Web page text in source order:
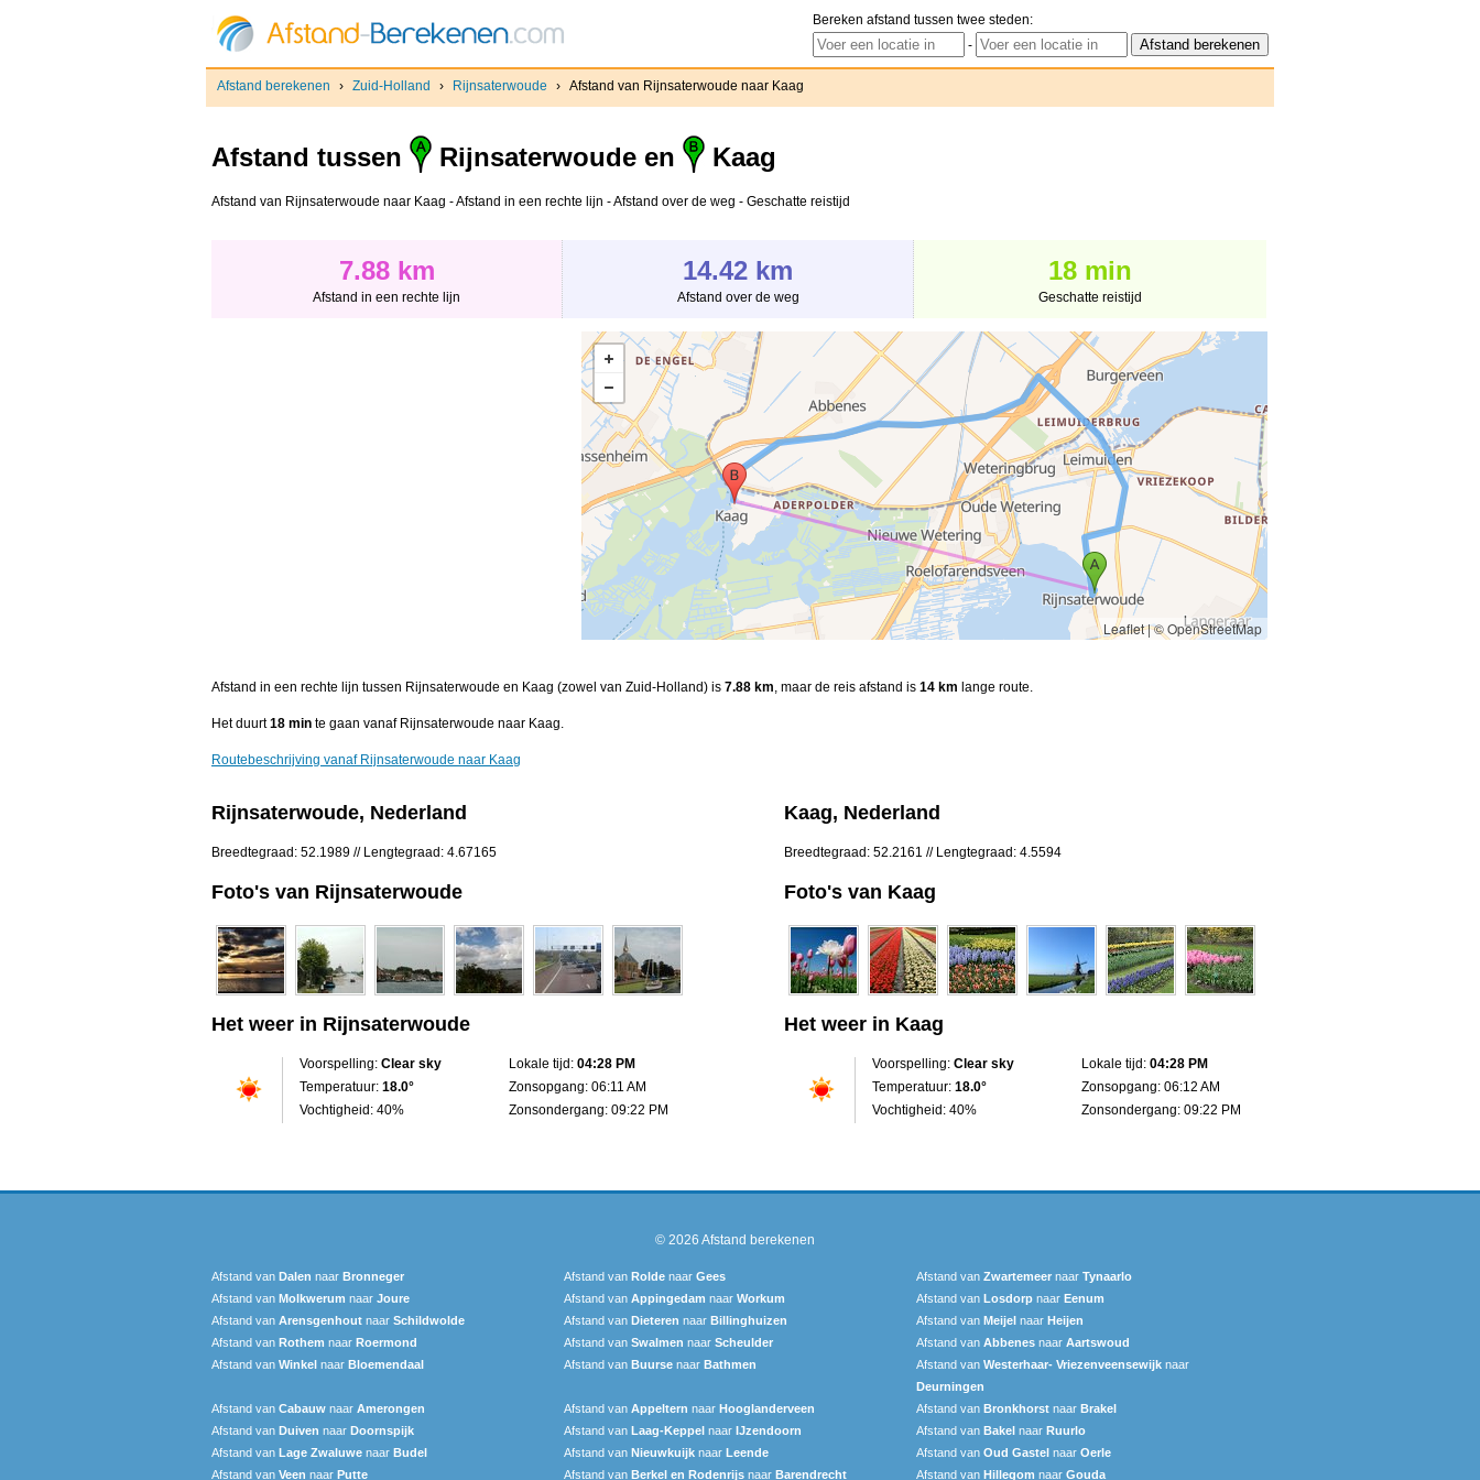
Bereken afstand tussen twee steden:
-
Afstand berekenen › Zuid-Holland › Rijnsaterwoude › Afstand van Rijnsaterwoude naar Kaag
Afstand tussen Rijnsaterwoude en Kaag
Afstand van Rijnsaterwoude naar Kaag - Afstand in een rechte lijn - Afstand over de weg - Geschatte reistijd
7.88 km
Afstand in een rechte lijn
14.42 km
Afstand over de weg
18 min
Geschatte reistijd
Leaflet|© OpenStreetMap
Afstand in een rechte lijn tussen Rijnsaterwoude en Kaag (zowel van Zuid-Holland) is 7.88 km, maar de reis afstand is 14 km lange route.
Het duurt18 min te gaan vanaf Rijnsaterwoude naar Kaag.
Routebeschrijving vanaf Rijnsaterwoude naar Kaag
Rijnsaterwoude, Nederland
Breedtegraad: 52.1989 // Lengtegraad: 4.67165
Foto's van Rijnsaterwoude
Het weer in Rijnsaterwoude
Voorspelling: Clear sky
Temperatuur: 18.0°
Vochtigheid: 40%
Lokale tijd: 04:28 PM
Zonsopgang: 06:11 AM
Zonsondergang: 09:22 PM
Kaag, Nederland
Breedtegraad: 52.2161 // Lengtegraad: 4.5594
Foto's van Kaag
Het weer in Kaag
Voorspelling: Clear sky
Temperatuur: 18.0°
Vochtigheid: 40%
Lokale tijd: 04:28 PM
Zonsopgang: 06:12 AM
Zonsondergang: 09:22 PM
© 2026 Afstand berekenen
Afstand van Dalen naar Bronneger Afstand van Rolde naar Gees Afstand van Zwartemeer naar Tynaarlo
Afstand van Molkwerum naar Joure Afstand van Appingedam naar Workum Afstand van Losdorp naar Eenum
Afstand van Arensgenhout naar Schildwolde Afstand van Dieteren naar Billinghuizen Afstand van Meijel naar Heijen
Afstand van Rothem naar Roermond Afstand van Swalmen naar Scheulder Afstand van Abbenes naar Aartswoud
Afstand van Winkel naar Bloemendaal Afstand van Buurse naar Bathmen Afstand van Westerhaar- Vriezenveensewijk naar
Deurningen
Afstand van Cabauw naar Amerongen Afstand van Appeltern naar Hooglanderveen Afstand van Bronkhorst naar Brakel
Afstand van Duiven naar Doornspijk Afstand van Laag-Keppel naar IJzendoorn Afstand van Bakel naar Ruurlo
Afstand van Lage Zwaluwe naar Budel Afstand van Nieuwkuijk naar Leende Afstand van Oud Gastel naar Oerle
Afstand van Veen naar Putte Afstand van Berkel en Rodenrijs naar Barendrecht Afstand van Hillegom naar Gouda